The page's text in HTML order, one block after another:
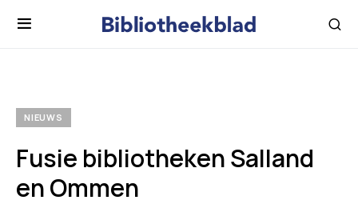
NIEUWS
Fusie bibliotheken Salland
en Ommen